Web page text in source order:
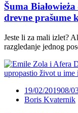
Šuma
drevne prašume
Jeste li za mali izlet?
razgledanje jednog
19/02/201908/
Boris Kvaternik